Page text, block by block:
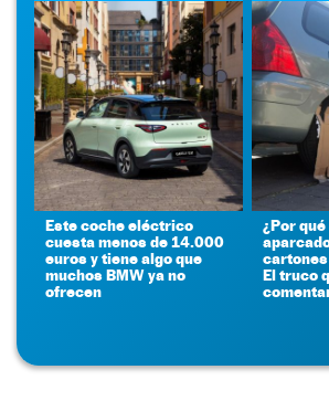
Este coche eléctrico
cuesta menos de 14.000
euros y tiene algo que
muchos BMW ya no
ofrecen
¿Por
El truco